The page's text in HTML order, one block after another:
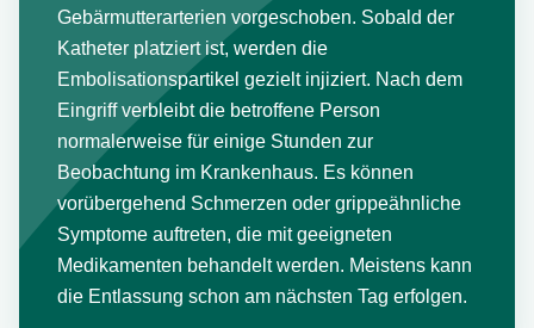
Gebärmutterarterien vorgeschoben. Sobald der
Katheter platziert ist, werden die
Embolisationspartikel gezielt injiziert. Nach dem
Eingriff verbleibt die betroffene Person
normalerweise für einige Stunden zur
Beobachtung im Krankenhaus. Es können
vorübergehend Schmerzen oder grippeähnliche
Symptome auftreten, die mit geeigneten
Medikamenten behandelt werden. Meistens kann
die Entlassung schon am nächsten Tag erfolgen.